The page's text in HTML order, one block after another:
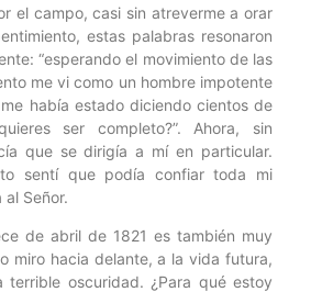
el campo, casi sin atreverme a orar
estas palabras resonaron
“esperando el movimiento de las
me vi como un hombre impotente
había estado diciendo cientos de
ser completo?”. Ahora, sin
que se dirigía a mí en particular.
sentí que podía confiar toda mi
Señor.
de abril de 1821 es también muy
miro hacia delante, a la vida futura,
terrible oscuridad. ¿Para qué estoy